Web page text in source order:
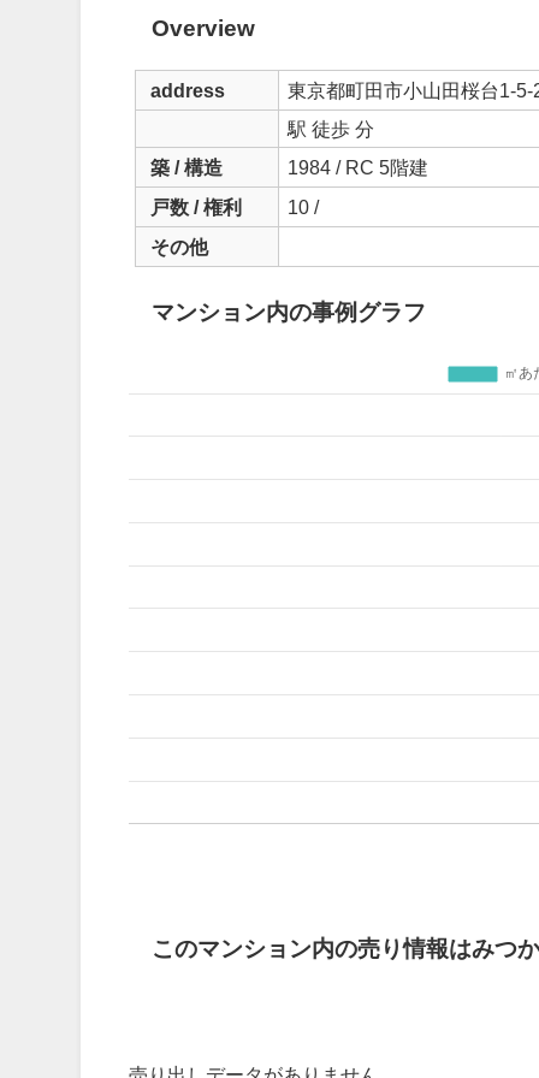
Overview
address
東京都町田市小山田桜台1-5-
駅 徒歩 分
築 / 構造
1984 / RC 5階建
戸数 / 権利 10 /
その他
マンション内の事例グラフ
このマンション内の売り情報はみつ